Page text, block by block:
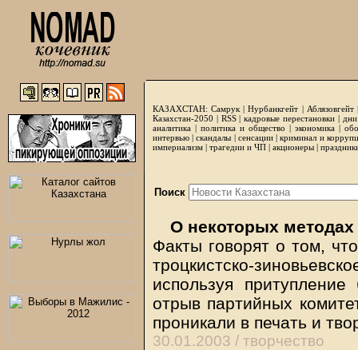
КАЗАХСТАН: Самрук |Нурбанкгейт | Аблязовгейт
Казахстан-2050 | RSS|кадровые перестановки|
аналитика | политика и общество | экономика |
интервью |скандалы | сенсации|криминал и
империализм | трагедии и ЧП | акционеры |
Поиск
О некоторых
Факты говорят о том,
троцкистско-
используя
отрыв партийных
проникали в печать и
30.01.2003 / творчество